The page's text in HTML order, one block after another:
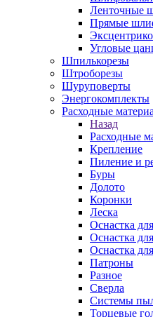
Ленточные
Прямые
Угловые
Шпилькорезы
Штроборезы
Шуруповерты
Энергокомплекты
Расходные
Назад
Расходные
Крепление
Пиление и
Буры
Долото
Коронки
Леска
Оснастка
Оснастка
Оснастка
Патроны
Разное
Сверла
Системы
Торцевые